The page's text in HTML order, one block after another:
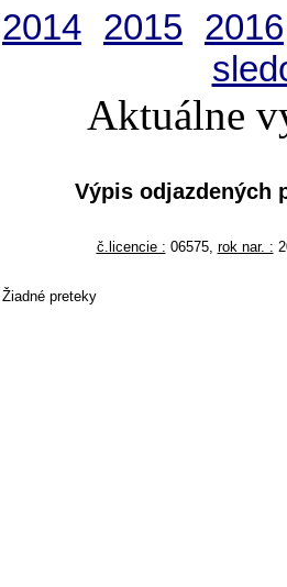
2014 2015
2016
Aktuálne
Výpis odjazdených
č.licencie : 06575, rok nar. :
Žiadné preteky